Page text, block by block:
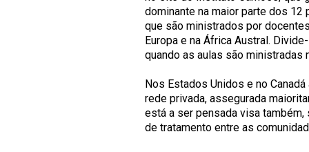
dominante na maior parte dos
que são ministrados por
Europa e na África Austral.
quando as aulas são
Nos Estados Unidos e no
rede privada, assegurada
está a ser pensada visa
de tratamento entre as